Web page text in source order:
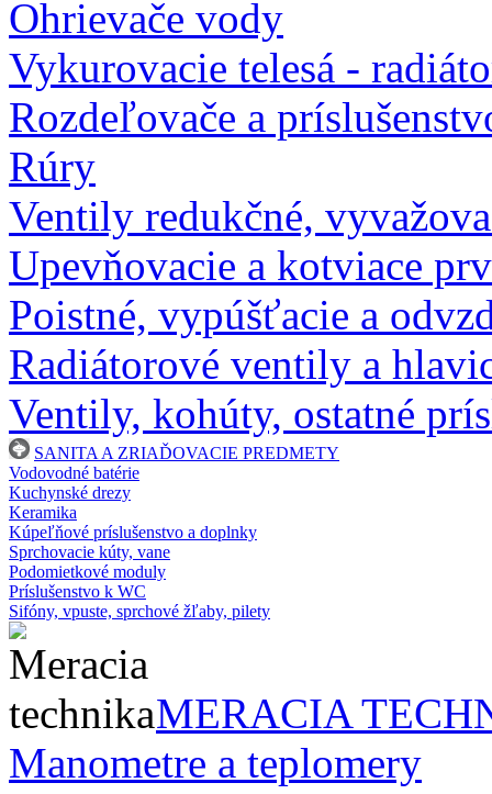
Ohrievače vody
Vykurovacie telesá -
Rozdeľovače a
Rúry
Ventily redukčné,
Upevňovacie a kotviace
Poistné, vypúšťacie a
Radiátorové ventily a
Ventily, kohúty, ostatné
SANITA A ZRIAĎOVACIE PREDMETY
Vodovodné batérie
Kuchynské drezy
Keramika
Kúpeľňové príslušenstvo a doplnky
Sprchovacie kúty, vane
Podomietkové moduly
Príslušenstvo k WC
Sifóny, vpuste, sprchové žľaby, pilety
MERACIA
Manometre a teplomery